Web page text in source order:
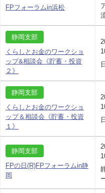
FPフォーラムin浜松
静岡支部
くらしとお金のワークショ
ップ&相談会《貯蓄・投資
２》
静岡支部
くらしとお金のワークショ
ップ＆相談会《貯蓄・投資
１》
静岡支部
FPの日(R)FPフォーラムin静
岡